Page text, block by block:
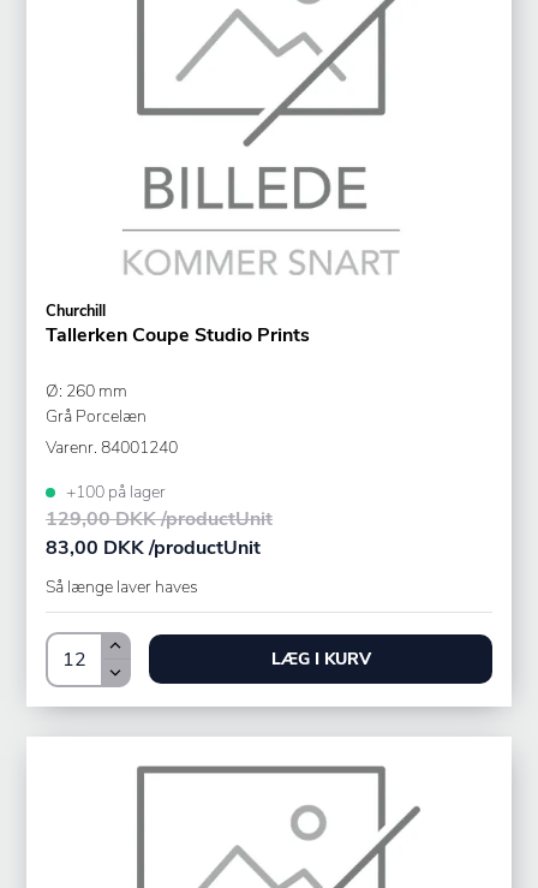
Churchill
Tallerken Coupe Studio Prints
Ø: 260 mm
Grå Porcelæn
Varenr. 84001240
+100 på lager
129,00 DKK /productUnit
83,00 DKK /productUnit
Så længe laver haves
LÆG I KURV